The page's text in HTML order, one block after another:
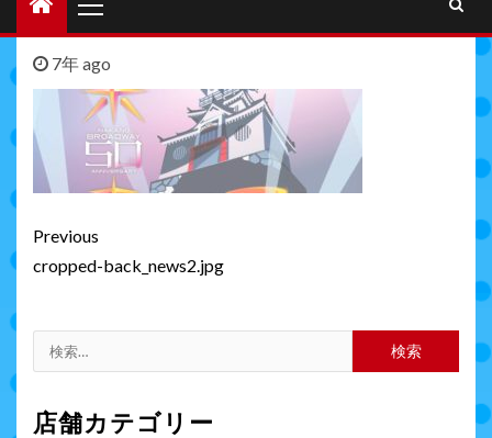
Menu
7年 ago
Continue
Reading
Previous
cropped-back_news2.jpg
索:
店舗カテゴリー